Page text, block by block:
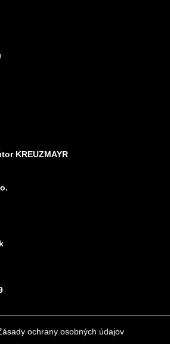
KREUZMAYR
ochrany osobných údajov